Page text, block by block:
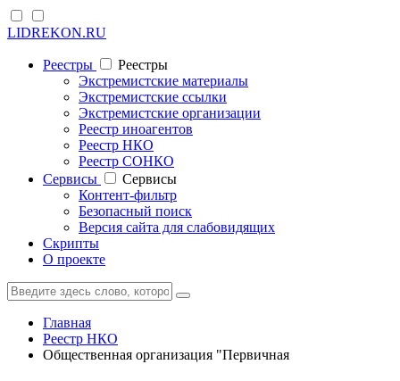
LIDREKON.RU
Реестры
Реестры
Экстремистские материалы
Экстремистские ссылки
Экстремистские организации
Реестр иноагентов
Реестр НКО
Реестр СОНКО
Cервисы
Cервисы
Контент-фильтр
Безопасный поиск
Версия сайта для слабовидящих
Скрипты
О проекте
Главная
Реестр НКО
Общественная организация "Первичная